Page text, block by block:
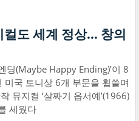
컬도 세계 정상… 창의
딩(Maybe Happy Ending)’이 8
미국 토니상 6개 부문을 휩쓸며
뮤지컬 ‘살짜기 옵서예’(1966)
세웠다